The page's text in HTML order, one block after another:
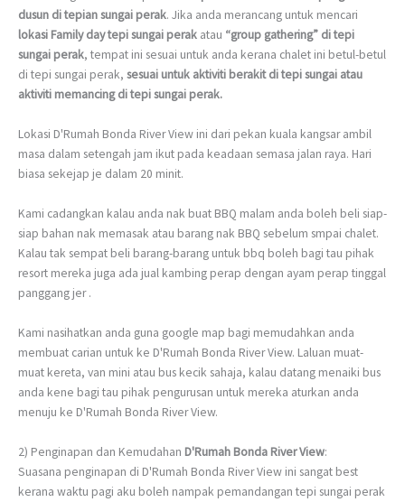
dusun di tepian sungai perak. Jika anda merancang untuk mencari
lokasi Family day tepi sungai perak atau “group gathering” di tepi
sungai perak, tempat ini sesuai untuk anda kerana chalet ini betul-betul
di tepi sungai perak, sesuai untuk aktiviti berakit di tepi sungai atau
aktiviti memancing di tepi sungai perak.
Lokasi D'Rumah Bonda River View ini dari pekan kuala kangsar ambil
masa dalam setengah jam ikut pada keadaan semasa jalan raya. Hari
biasa sekejap je dalam 20 minit.
Kami cadangkan kalau anda nak buat BBQ malam anda boleh beli siap-
siap bahan nak memasak atau barang nak BBQ sebelum smpai chalet.
Kalau tak sempat beli barang-barang untuk bbq boleh bagi tau pihak
resort mereka juga ada jual kambing perap dengan ayam perap tinggal
panggang jer .
Kami nasihatkan anda guna google map bagi memudahkan anda
membuat carian untuk ke D'Rumah Bonda River View. Laluan muat-
muat kereta, van mini atau bus kecik sahaja, kalau datang menaiki bus
anda kene bagi tau pihak pengurusan untuk mereka aturkan anda
menuju ke D'Rumah Bonda River View.
2) Penginapan dan Kemudahan D'Rumah Bonda River View:
Suasana penginapan di D'Rumah Bonda River View ini sangat best
kerana waktu pagi aku boleh nampak pemandangan tepi sungai perak